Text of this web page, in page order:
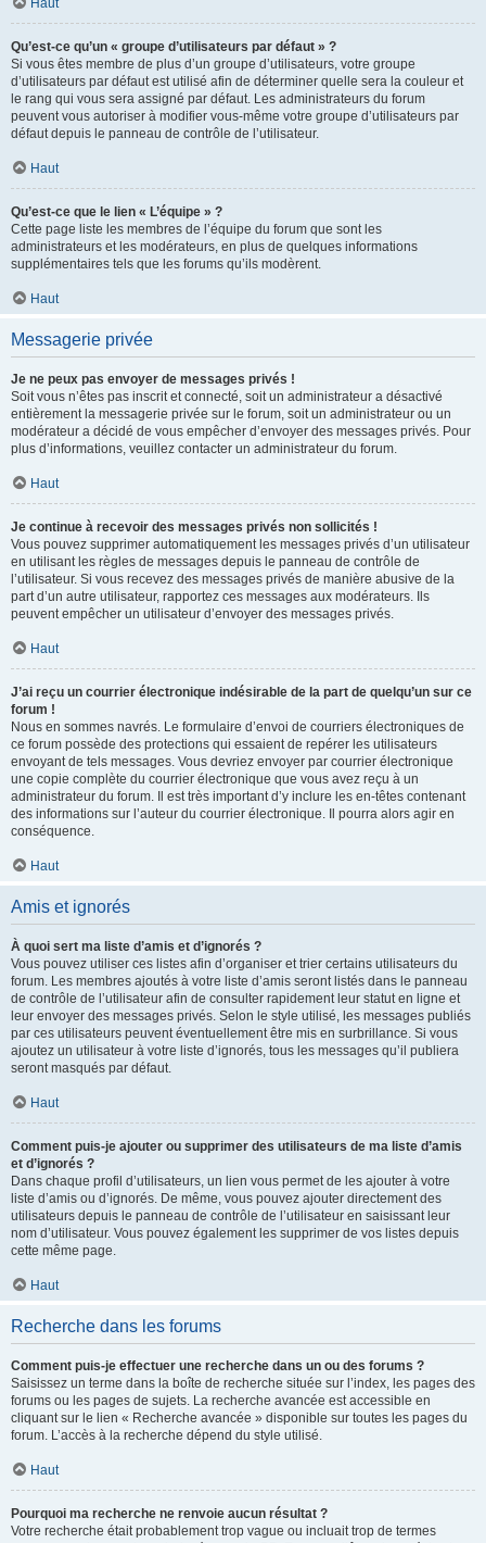
Haut
Qu’est-ce qu’un « groupe d’utilisateurs par défaut » ?
Si vous êtes membre de plus d’un groupe d’utilisateurs, votre groupe
d’utilisateurs par défaut est utilisé afin de déterminer quelle sera la couleur et
le rang qui vous sera assigné par défaut. Les administrateurs du forum
peuvent vous autoriser à modifier vous-même votre groupe d’utilisateurs par
défaut depuis le panneau de contrôle de l’utilisateur.
Haut
Qu’est-ce que le lien « L’équipe » ?
Cette page liste les membres de l’équipe du forum que sont les
administrateurs et les modérateurs, en plus de quelques informations
supplémentaires tels que les forums qu’ils modèrent.
Haut
Messagerie privée
Je ne peux pas envoyer de messages privés !
Soit vous n’êtes pas inscrit et connecté, soit un administrateur a désactivé
entièrement la messagerie privée sur le forum, soit un administrateur ou un
modérateur a décidé de vous empêcher d’envoyer des messages privés. Pour
plus d’informations, veuillez contacter un administrateur du forum.
Haut
Je continue à recevoir des messages privés non sollicités !
Vous pouvez supprimer automatiquement les messages privés d’un utilisateur
en utilisant les règles de messages depuis le panneau de contrôle de
l’utilisateur. Si vous recevez des messages privés de manière abusive de la
part d’un autre utilisateur, rapportez ces messages aux modérateurs. Ils
peuvent empêcher un utilisateur d’envoyer des messages privés.
Haut
J’ai reçu un courrier électronique indésirable de la part de quelqu’un sur ce
forum !
Nous en sommes navrés. Le formulaire d’envoi de courriers électroniques de
ce forum possède des protections qui essaient de repérer les utilisateurs
envoyant de tels messages. Vous devriez envoyer par courrier électronique
une copie complète du courrier électronique que vous avez reçu à un
administrateur du forum. Il est très important d’y inclure les en-têtes contenant
des informations sur l’auteur du courrier électronique. Il pourra alors agir en
conséquence.
Haut
Amis et ignorés
À quoi sert ma liste d’amis et d’ignorés ?
Vous pouvez utiliser ces listes afin d’organiser et trier certains utilisateurs du
forum. Les membres ajoutés à votre liste d’amis seront listés dans le panneau
de contrôle de l’utilisateur afin de consulter rapidement leur statut en ligne et
leur envoyer des messages privés. Selon le style utilisé, les messages publiés
par ces utilisateurs peuvent éventuellement être mis en surbrillance. Si vous
ajoutez un utilisateur à votre liste d’ignorés, tous les messages qu’il publiera
seront masqués par défaut.
Haut
Comment puis-je ajouter ou supprimer des utilisateurs de ma liste d’amis
et d’ignorés ?
Dans chaque profil d’utilisateurs, un lien vous permet de les ajouter à votre
liste d’amis ou d’ignorés. De même, vous pouvez ajouter directement des
utilisateurs depuis le panneau de contrôle de l’utilisateur en saisissant leur
nom d’utilisateur. Vous pouvez également les supprimer de vos listes depuis
cette même page.
Haut
Recherche dans les forums
Comment puis-je effectuer une recherche dans un ou des forums ?
Saisissez un terme dans la boîte de recherche située sur l’index, les pages des
forums ou les pages de sujets. La recherche avancée est accessible en
cliquant sur le lien « Recherche avancée » disponible sur toutes les pages du
forum. L’accès à la recherche dépend du style utilisé.
Haut
Pourquoi ma recherche ne renvoie aucun résultat ?
Votre recherche était probablement trop vague ou incluait trop de termes